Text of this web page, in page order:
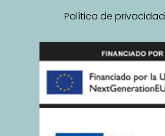
Política de privacidad